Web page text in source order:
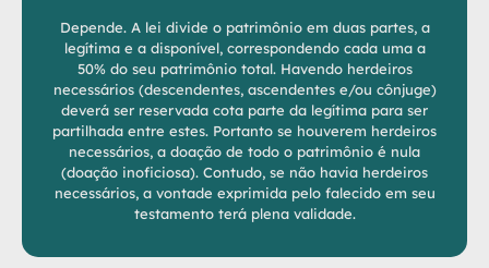
Depende. A lei divide o patrimônio em duas partes, a
legítima e a disponível, correspondendo cada uma a
50% do seu patrimônio total. Havendo herdeiros
necessários (descendentes, ascendentes e/ou cônjuge)
deverá ser reservada cota parte da legítima para ser
partilhada entre estes. Portanto se houverem herdeiros
necessários, a doação de todo o patrimônio é nula
(doação inoficiosa). Contudo, se não havia herdeiros
necessários, a vontade exprimida pelo falecido em seu
testamento terá plena validade.